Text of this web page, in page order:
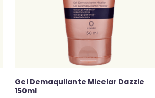
Gel Demaquilante Micelar Dazzle
150ml